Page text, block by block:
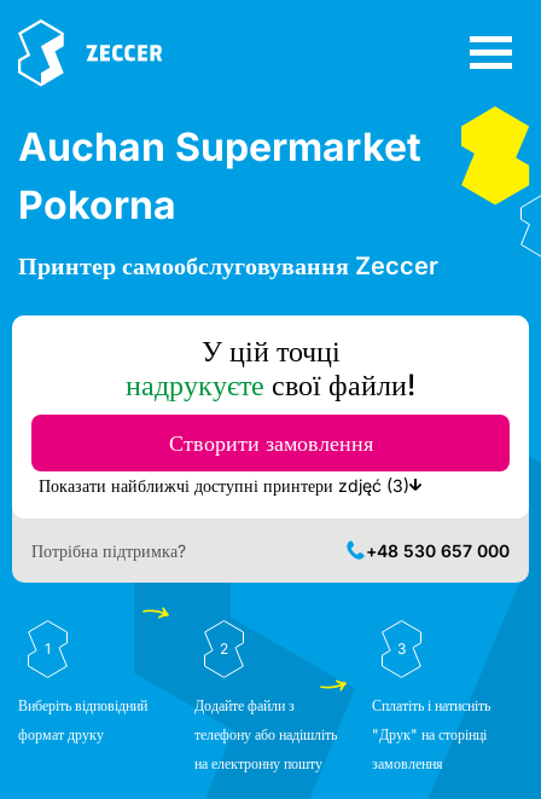
Auchan Supermarket
Pokorna
Принтер самообслуговування Zeccer
У цій точці
надрукуєте свої файли!
Створити замовлення
Показати найближчі доступні принтери zdjęć (3)
Потрібна підтримка? +48 530 657 000
1
Виберіть відповідний
формат друку
2
Додайте файли з
телефону або надішліть
на електронну пошту
3
Сплатіть і натисніть
"Друк" на сторінці
замовлення